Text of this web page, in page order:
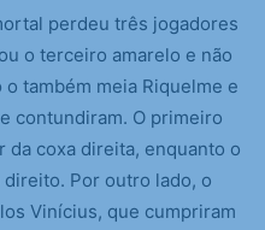
perdeu três jogadores
o terceiro amarelo e não
também meia Riquelme e
contundiram. O primeiro
coxa direita, enquanto o
Por outro lado, o
Vinícius, que cumpriram